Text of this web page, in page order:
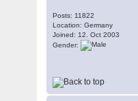
Posts: 11822
Location: Germany
Joined: 12. Oct 2003
Gender: